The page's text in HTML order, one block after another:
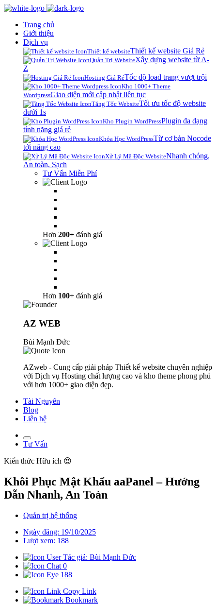
Trang chủ
Giới thiệu
Dịch vụ
Thiết kế websiteThiết kế website Giá Rẻ
Quản Trị WebsiteXây dựng website từ A-
Z
Hosting Giá RẻTốc độ load trang vượt trội
Kho 1000+ Theme
WordpressGiao diện mới cập nhật liên tục
Tăng Tốc WebsiteTối ưu tốc độ website
dưới 1s
Kho Plugin WordPressPlugin đa dạng
tính năng giá rẻ
Khóa Học WordPressTừ cơ bản Nocode
tới nâng cao
Xử Lý Mã Độc WebsiteNhanh chóng,
An toàn, Sạch
Tư Vấn Miễn Phí
Hơn 200+ đánh giá
Hơn 100+ đánh giá
AZ WEB
Bùi Mạnh Đức
AZweb - Cung cấp giải pháp Thiết kế website chuyên nghiệp
với Dịch vụ Hosting chất lượng cao và kho theme phong phú
với hơn 1000+ giao diện đẹp.
Tài Nguyên
Blog
Liên hệ
Tư Vấn
Kiến thức Hữu ích 😍
Khôi Phục Mật Khẩu aaPanel – Hướng
Dẫn Nhanh, An Toàn
Quản trị hệ thống
Ngày đăng: 19/10/2025
Lượt xem: 188
Tác giả: Bùi Mạnh Đức
0
188
Copy Link
Bookmark